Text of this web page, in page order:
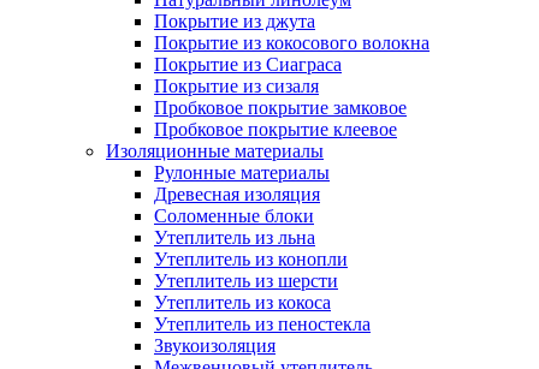
Покрытие из джута
Покрытие из кокосового волокна
Покрытие из Сиаграса
Покрытие из сизаля
Пробковое покрытие замковое
Пробковое покрытие клеевое
Изоляционные материалы
Рулонные материалы
Древесная изоляция
Соломенные блоки
Утеплитель из льна
Утеплитель из конопли
Утеплитель из шерсти
Утеплитель из кокоса
Утеплитель из пеностекла
Звукоизоляция